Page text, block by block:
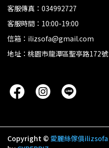
客服傳真：034992727
客服時間：10:00-19:00
信箱：ilizsofa@gmail.com
地址：桃園市龍潭區聖亭路172號
Copyright © 愛麗絲傢俱ilizsofa